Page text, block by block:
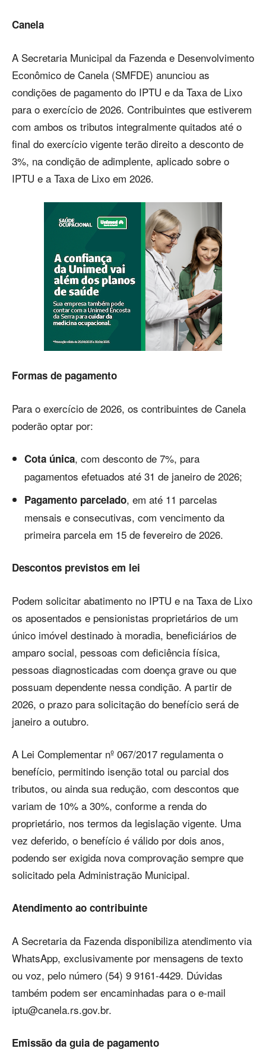
Canela
A Secretaria Municipal da Fazenda e Desenvolvimento
Econômico de Canela (SMFDE) anunciou as
condições de pagamento do IPTU e da Taxa de Lixo
para o exercício de 2026. Contribuintes que estiverem
com ambos os tributos integralmente quitados até o
final do exercício vigente terão direito a desconto de
3%, na condição de adimplente, aplicado sobre o
IPTU e a Taxa de Lixo em 2026.
Formas de pagamento
Para o exercício de 2026, os contribuintes de Canela
poderão optar por:
Cota única, com desconto de 7%, para
pagamentos efetuados até 31 de janeiro de 2026;
Pagamento parcelado, em até 11 parcelas
mensais e consecutivas, com vencimento da
primeira parcela em 15 de fevereiro de 2026.
Descontos previstos em lei
Podem solicitar abatimento no IPTU e na Taxa de Lixo
os aposentados e pensionistas proprietários de um
único imóvel destinado à moradia, beneficiários de
amparo social, pessoas com deficiência física,
pessoas diagnosticadas com doença grave ou que
possuam dependente nessa condição. A partir de
2026, o prazo para solicitação do benefício será de
janeiro a outubro.
A Lei Complementar nº 067/2017 regulamenta o
benefício, permitindo isenção total ou parcial dos
tributos, ou ainda sua redução, com descontos que
variam de 10% a 30%, conforme a renda do
proprietário, nos termos da legislação vigente. Uma
vez deferido, o benefício é válido por dois anos,
podendo ser exigida nova comprovação sempre que
solicitado pela Administração Municipal.
Atendimento ao contribuinte
A Secretaria da Fazenda disponibiliza atendimento via
WhatsApp, exclusivamente por mensagens de texto
ou voz, pelo número (54) 9 9161-4429. Dúvidas
também podem ser encaminhadas para o e-mail
iptu@canela.rs.gov.br.
Emissão da guia de pagamento